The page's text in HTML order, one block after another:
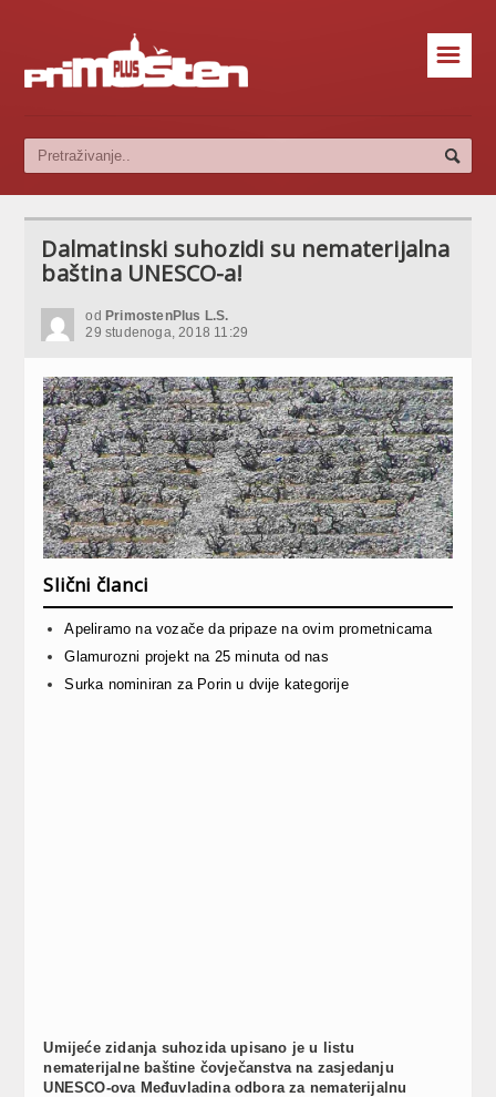
☰
Dalmatinski suhozidi su nematerijalna
baština UNESCO-a!
od PrimostenPlus L.S.
29 studenoga, 2018 11:29
Slični članci
Apeliramo na vozače da pripaze na ovim prometnicama
Glamurozni projekt na 25 minuta od nas
Surka nominiran za Porin u dvije kategorije
Umijeće zidanja suhozida upisano je u listu
nematerijalne baštine čovječanstva na zasjedanju
UNESCO-ova Međuvladina odbora za nematerijalnu